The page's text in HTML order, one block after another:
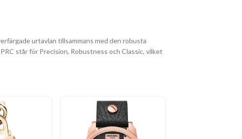
urtavlan tillsammans med den robusta
står för Precision, Robustness och Classic, vilket